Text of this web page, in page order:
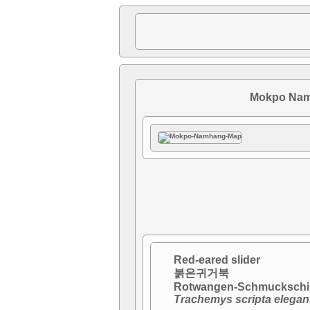
Mokpo
Red-eared slider
붉은귀거북
Rotwangen-
Trachemys scripta